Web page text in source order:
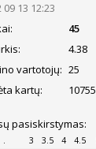
09 13 12:23
45
4.38
vartotojų: 25
kartų:
10755
pasiskirstymas:
. 3 3.5 4 4.5